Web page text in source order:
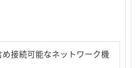
接続可能なネットワーク機